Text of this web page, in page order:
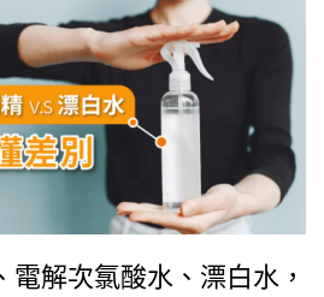
電解次氯酸水、漂白水，